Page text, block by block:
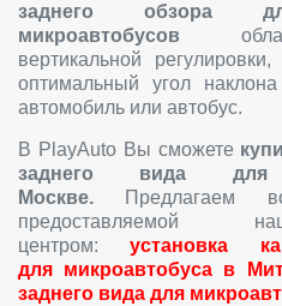
заднего обзора
микроавтобусов
вертикальной
оптимальный угол
автомобиль или автобус.
В PlayAuto Вы сможете
заднего вида для
Москве. Предлагаем
предоставляемой
центром: установка
для микроавтобуса в
заднего вида для